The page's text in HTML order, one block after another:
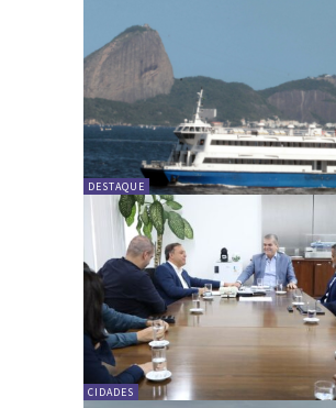
DESTAQUE
CIDADES